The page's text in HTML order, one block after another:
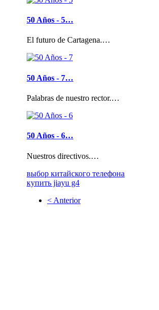
50 Años - 5…
El futuro de Cartagena.…
50 Años - 7…
Palabras de nuestro rector.…
50 Años - 6…
Nuestros directivos.…
выбор китайского телефона
купить jiayu g4
< Anterior